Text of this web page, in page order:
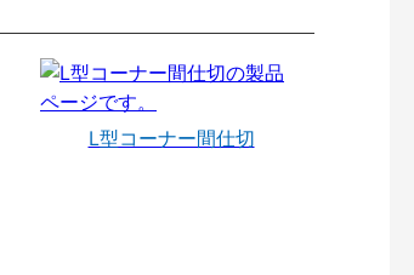
L型コーナー間仕切